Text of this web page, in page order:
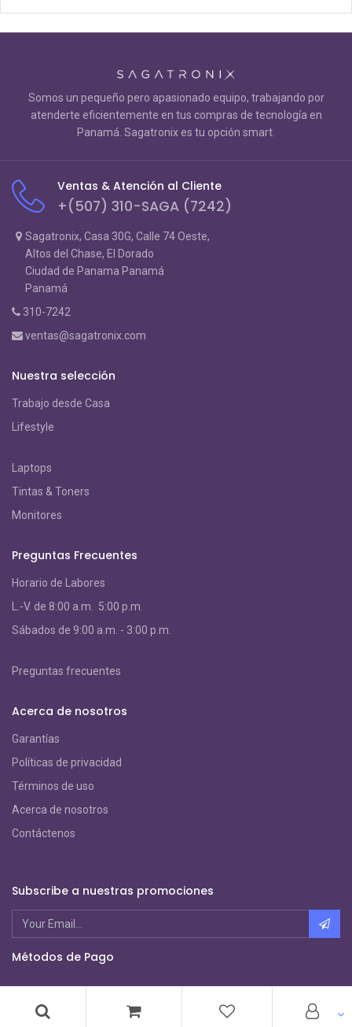
Somos un pequeño pero apasionado equipo, trabajando por
atenderte eficientemente en tus compras de tecnología en
Panamá. Sagatronix es tu opción smart.
Ventas & Atención al Cliente
+(507) 310-SAGA (7242)
Sagatronix, Casa 30G, Calle 74 Oeste,
Altos del Chase, El Dorado
Ciudad de Panama Panamá
Panamá
310-7242
ventas@sagatronix.com
Nuestra selección
Trabajo desde Casa
Lifestyle
Laptops
Tintas & Toners
Monitores
Preguntas Frecuentes
Horario de Labores
L.-V. de 8:00 a.m. 5:00 p.m.
Sábados de 9:00 a.m. - 3:00 p.m.
Preguntas frecuentes
Acerca de nosotros
Garantías
Políticas de privacidad
Términos de uso
Acerca de nosotros
Contáctenos
Subscribe a nuestras promociones
Métodos de Pago